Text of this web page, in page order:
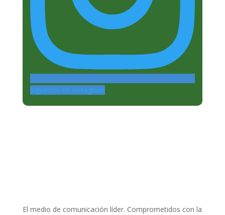
Siguenos en Instagram
El medio de comunicación líder. Comprometidos con la